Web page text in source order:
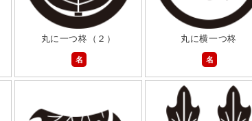
丸に一つ柊（２）
名
丸に横一つ柊
名